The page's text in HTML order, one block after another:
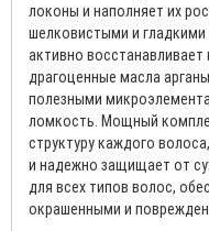
локоны и наполняет их
шелковистыми и
активно
драгоценные масла
полезными
ломкость. Мощный
структуру каждого
и надежно защищает от
для всех типов волос,
окрашенными и